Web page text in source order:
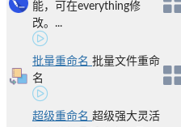
能，可在everything修
改。...
批量重命名 批量文件重命
名
超级重命名 超级强大灵活